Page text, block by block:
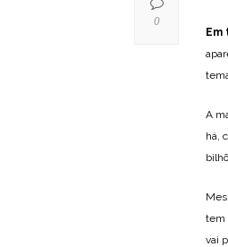
A
há,
tem
vai
0